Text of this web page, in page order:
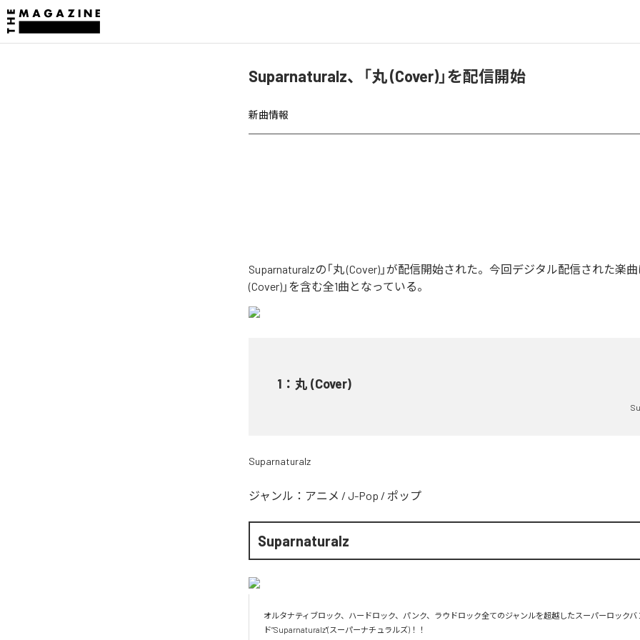
Suparnaturalz、「丸 (Cover)」を配信開始
新曲情報
Suparnaturalzの「丸 (Cover)」が配信開始された。今回デジタル配信された楽曲
(Cover)」を含む全1曲となっている。
1 ： 丸 (Cover)
Suparnaturalz
ジャンル： アニメ / J-Pop / ポップ
Suparnaturalz
オルタナティブロック、ハードロック、パンク、ラウドロック全てのジャンルを超越したスーパーロックバ
ド”Suparnaturalz"(スーパーナチュラルズ)！！